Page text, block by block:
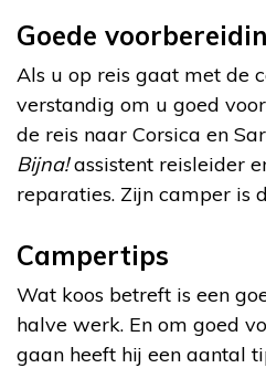
Goede
Als u op reis gaat met de
verstandig om u goed
de reis naar Corsica en
Bijna!assistent reisleider
reparaties. Zijn camper is
Campertips
Wat koos betreft is een
halve werk. En om goed
gaan heeft hij een aantal